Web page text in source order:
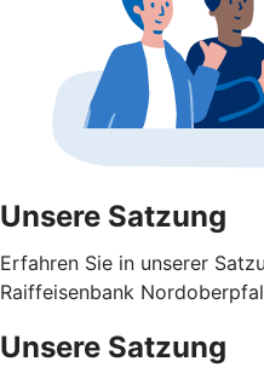
Unsere Satzung
Erfahren Sie in unserer
Raiffeisenbank
Unsere Satzung